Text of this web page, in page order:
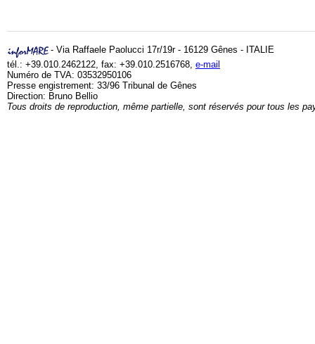
- Via Raffaele Paolucci 17r/19r - 16129 Gênes - ITALIE
tél.: +39.010.2462122, fax: +39.010.2516768, e-mail
Numéro de TVA: 03532950106
Presse engistrement: 33/96 Tribunal de Gênes
Direction: Bruno Bellio
Tous droits de reproduction, même partielle, sont réservés pour tous les